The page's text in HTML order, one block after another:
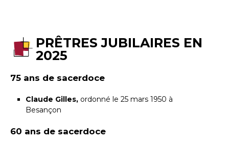
PRÊTRES JUBILAIRES EN
2025
75 ans de sacerdoce
Claude Gilles, ordonné le 25 mars 1950 à
Besançon
60 ans de sacerdoce